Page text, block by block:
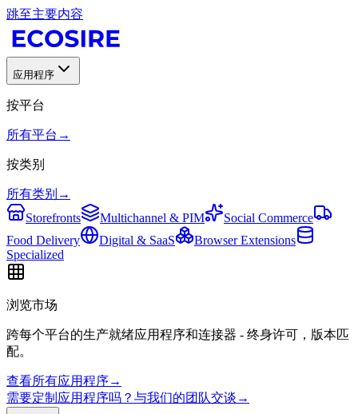
跳至主要内容
应用程序
按平台
所有平台 →
按类别
所有类别 →
Storefronts
Multichannel & PIM
Social Commerce
Food Delivery
Digital & SaaS
Browser Extensions
Specialized
浏览市场
跨每个平台的生产就绪应用程序和连接器 - 终身许可，版本匹
配。
查看所有应用程序→
需要定制应用程序吗？与我们的团队交谈 →